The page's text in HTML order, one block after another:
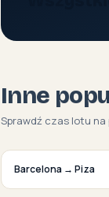
Inne
Sprawdź czas lotu na
Barcelona → Piza